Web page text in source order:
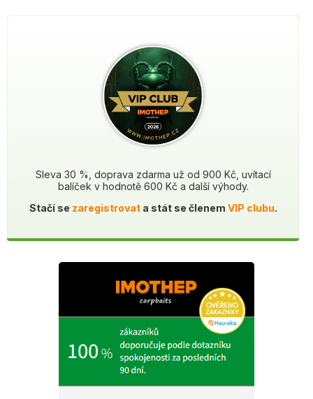
Sleva 30 %, doprava zdarma už od 900 Kč, uvítací
balíček v hodnotě 600 Kč a další výhody.
Stačí se zaregistrovata stát se členem VIP clubu.